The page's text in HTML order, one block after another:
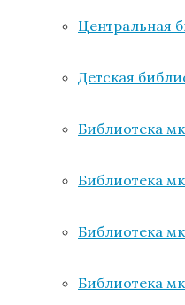
Центральная
Детская
Библиотека
Библиотека
Библиотека
Библиотека